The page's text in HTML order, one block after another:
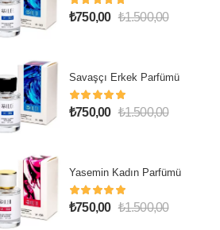
₺750,00 ₺1.500,00
Savaşçı Erkek Parfümü
₺750,00 ₺1.500,00
Yasemin Kadın Parfümü
₺750,00 ₺1.500,00